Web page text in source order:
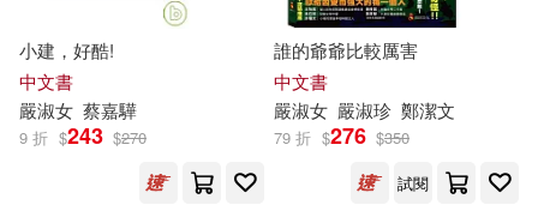
小建，好酷!
中文書
嚴淑女 蔡嘉驊
9 折 $243 $270
誰的爺爺比較厲害
中文書
嚴淑女 嚴淑珍 鄭潔文
79 折 $276 $350
試閱